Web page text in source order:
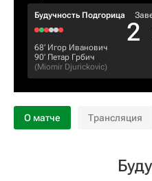
Будучность Подгорица
2
68‎’‎ Игор Иванович
90‎’‎ Петар Грбич
(Miomir Djurickovic)
О матче Трансляция